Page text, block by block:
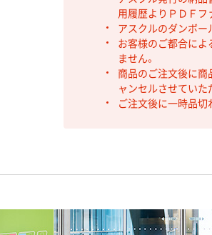
用履歴よりＰＤＦフ
アスクルのダンボー
お客様のご都合によ
ません。
商品のご注文後に商
ャンセルさせていた
ご注文後に一時品切